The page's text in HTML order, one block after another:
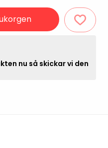
nu så skickar vi den